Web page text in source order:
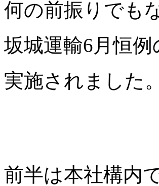
何の前振りでも
坂城運輸6月恒
実施されました。
前半は本社構内